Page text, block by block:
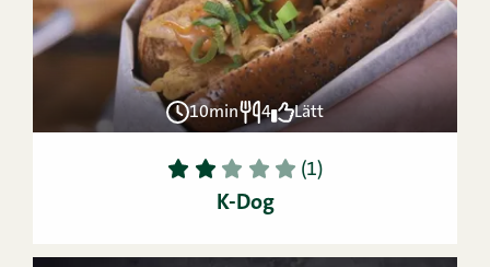
10min 4 Lätt
1 2 3 4 5 (1)
K-Dog